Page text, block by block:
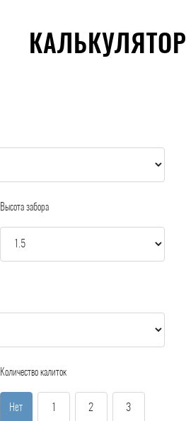
Высота забора
Количество калиток
Нет 2 3